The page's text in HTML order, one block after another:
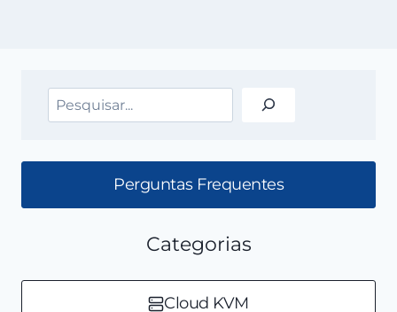
Pesquisar
Perguntas Frequentes
Categorias
Cloud KVM